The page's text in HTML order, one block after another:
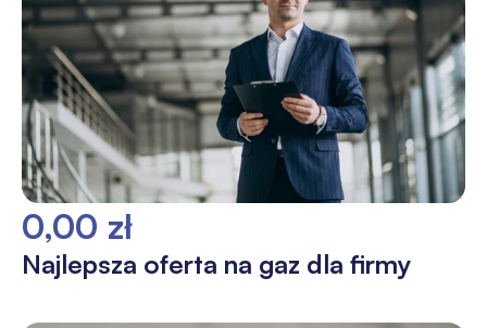
0,00 zł
Najlepsza oferta na gaz dla firmy